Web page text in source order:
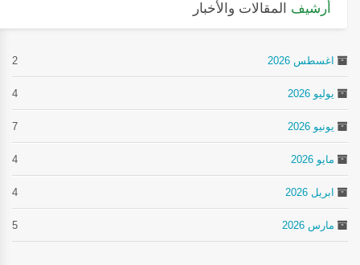
أرشيف المقالات والأخبار
اغسطس 2026 2
يوليو 2026 4
يونيو 2026 7
مايو 2026 4
ابريل 2026 4
مارس 2026 5